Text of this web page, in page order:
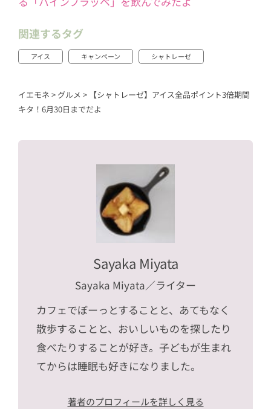
関連するタグ
アイス キャンペーン シャトレーゼ
イエモネ > グルメ > 【シャトレーゼ】アイス全品ポイント3倍期間
キタ！6月30日までだよ
Sayaka Miyata
Sayaka Miyata／ライター
カフェでぼーっとすることと、あてもなく
散歩することと、おいしいものを探したり
食べたりすることが好き。子どもが生まれ
てからは睡眠も好きになりました。
著者のプロフィールを詳しく見る